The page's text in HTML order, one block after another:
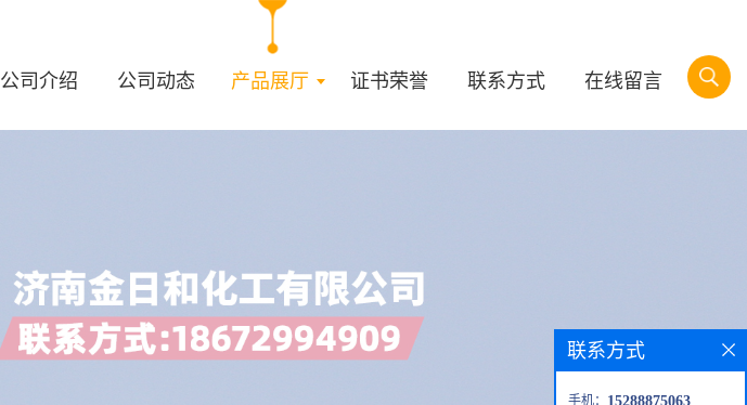
公司介绍 公司动态 产品展厅 证书荣誉 联系方式 在线留言
联系方式
手机： 15288875063